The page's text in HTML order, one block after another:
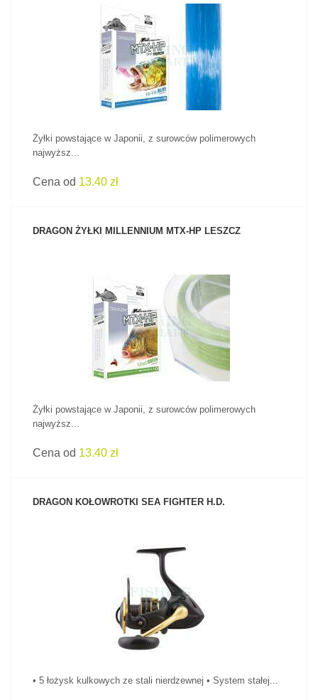
ZOBACZ PRODUKT
Żyłki powstające w Japonii, z surowców polimerowych
najwyższ...
Cena od 13.40 zł
DRAGON ŻYŁKI MILLENNIUM MTX-HP LESZCZ
ZOBACZ PRODUKT
Żyłki powstające w Japonii, z surowców polimerowych
najwyższ...
Cena od 13.40 zł
DRAGON KOŁOWROTKI SEA FIGHTER H.D.
ZOBACZ PRODUKT
• 5 łożysk kulkowych ze stali nierdzewnej • System stałej...